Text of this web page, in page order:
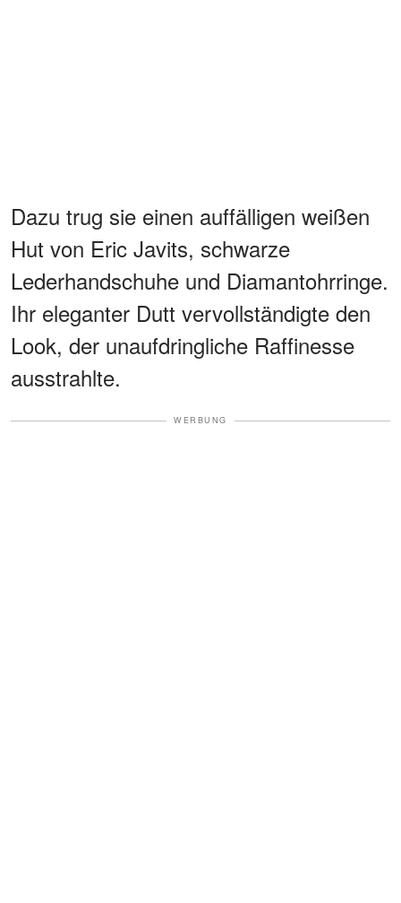
Dazu trug sie einen auffälligen weißen
Hut von Eric Javits, schwarze
Lederhandschuhe und Diamantohrringe.
Ihr eleganter Dutt vervollständigte den
Look, der unaufdringliche Raffinesse
ausstrahlte.
WERBUNG